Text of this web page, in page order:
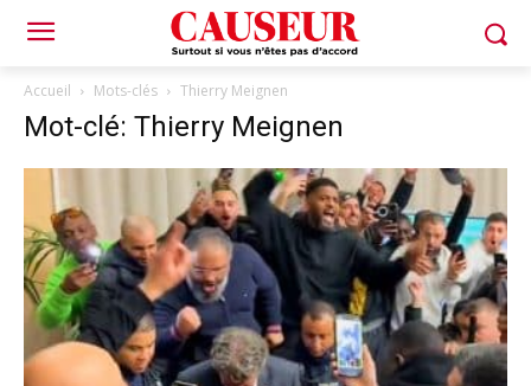
Accueil Mots-clés Thierry Meignen
Mot-clé: Thierry Meignen